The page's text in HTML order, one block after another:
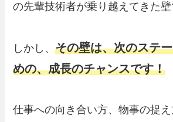
の先輩技術者が乗り越えてきた壁
しかし、その壁は、次のステ
めの、成長のチャンスです！
仕事への向き合い方、物事の捉